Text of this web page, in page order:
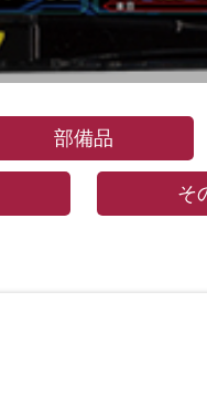
部備品
そ